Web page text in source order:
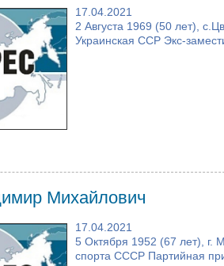
17.04.2021
2 Августа 1969 (50 лет),
Украинская ССР Экс-
Михайлович
17.04.2021
5 Октября 1952 (67 лет), г.
спорта СССР Партийная